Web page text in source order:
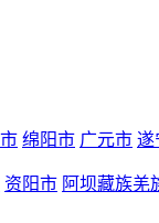
绵阳市 广元市 遂
资阳市 阿坝藏族羌